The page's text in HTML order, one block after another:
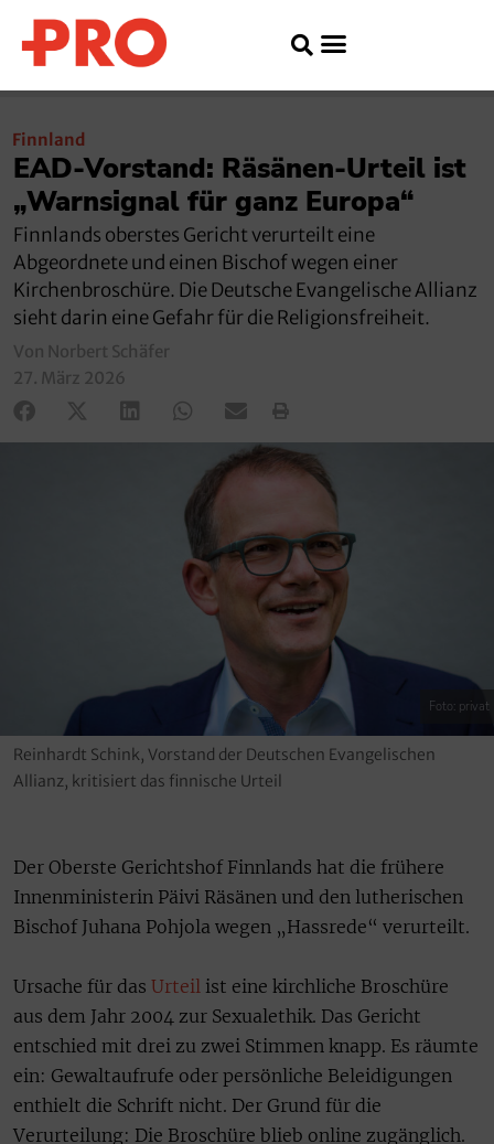
Finnland
EAD-Vorstand: Räsänen-Urteil ist
„Warnsignal für ganz Europa“
Finnlands oberstes Gericht verurteilt eine
Abgeordnete und einen Bischof wegen einer
Kirchenbroschüre. Die Deutsche Evangelische Allianz
sieht darin eine Gefahr für die Religionsfreiheit.
Von Norbert Schäfer
27. März 2026
Foto: privat
Reinhardt Schink, Vorstand der Deutschen Evangelischen
Allianz, kritisiert das finnische Urteil
Der Oberste Gerichtshof Finnlands hat die frühere
Innenministerin Päivi Räsänen und den lutherischen
Bischof Juhana Pohjola wegen „Hassrede“ verurteilt.
Ursache für das Urteil ist eine kirchliche Broschüre
aus dem Jahr 2004 zur Sexualethik. Das Gericht
entschied mit drei zu zwei Stimmen knapp. Es räumte
ein: Gewaltaufrufe oder persönliche Beleidigungen
enthielt die Schrift nicht. Der Grund für die
Verurteilung: Die Broschüre blieb online zugänglich.